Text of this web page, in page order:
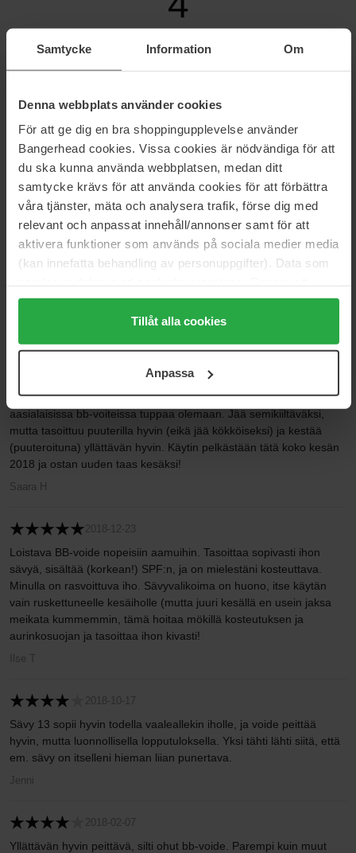
Samtycke Information Om
Denna webbplats använder cookies
För att ge dig en bra shoppingupplevelse använder
Bangerhead cookies. Vissa cookies är nödvändiga för att
du ska kunna använda webbplatsen, medan ditt
samtycke krävs för att använda cookies för att förbättra
våra tjänster, mäta och analysera trafik, förse dig med
relevant och anpassat innehåll/annonser samt för att
aktivera funktioner som används på sociala medier media
(kan innefatta behandling av personuppgifter). Data som
trycka på "Tillåt alla cookies" accepterar du alla cookies,
medan du under "Detaljer" kan anpassa användningen av
cookies. Du kan när som helst återkalla ditt samtycke.
Tillåt alla cookies
Anpassa
Perustuu 6 arvosteluun
17%
2021-04-14
Hyvin peittävä, pieni määrä riittää ja korkea aurinkosuoja on
Jonna
joskaan ei ole myöskään kovin peittävä. Vaalein sävy sopi jopa
minun albiinoiholleni, tosin sävy oli hieman 'harmahtava' kuten
aasialaisissa bb-voiteissa tuppaa olemaan. Jää semikiiltäväksi,
mutta tasoittuu puuterilla hyvin (eikä jää kökköiseksi) ja kestää
(puuteroituna) yllättävän hyvin. Käytin pelkästään tätä koko kesän
2018 ja ostan uuden taas kesäksi!
Saara H
2018-12-23
Loistava BB-voide nopeisiin aamuihin. Tasoittaa sopivasti ihon
sävyä, sisältää (korkean!) SPF:n, ja on mielestäni kosteuttava.
Minulla on rasvoittuva iho. Sävyvalikoima on huono, itse käytän
vain ruskettuneelle kesäiholle (mutta juuri kesällä en usein jaksa
meikata kummemmin, tämä hoitaa mökillä kosteutuksen ja
aurinkosuojan ja tasoittaa ihon kivasti!
Ilse T
2018-10-17
Sävy 13 sopii hyvin todella vaaleallekin iholle, ja voide peittää
hyvin, mutta luonnollisella lopputuloksella. Yksi tähti lähti siitä, että
em. sävy on itselleni hieman liian punertava.
Jenni
2018-02-07
Yllättävän hyvin peittävä, silti ohut bb-voide. Parempi kuin muut